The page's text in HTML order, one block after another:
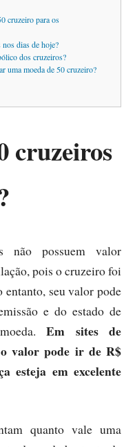
cruzeiro para os
dias de hoje?
dos cruzeiros?
uma moeda de 50 cruzeiro?
cruzeiros
não possuem valor
pois o cruzeiro foi
seu valor pode
e do estado de
Em sites de
o valor pode ir de R$
esteja em excelente
quanto vale uma